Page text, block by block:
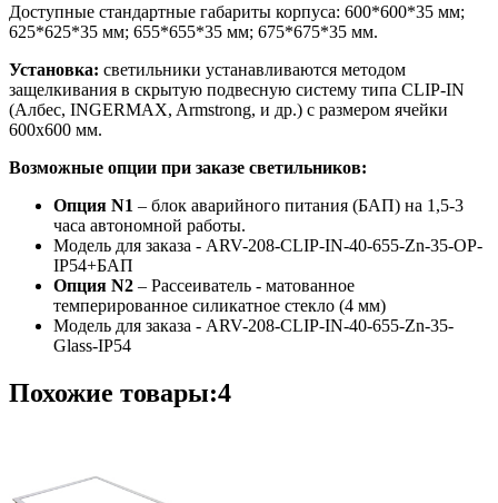
Доступные стандартные габариты корпуса: 600*600*35 мм;
625*625*35 мм; 655*655*35 мм; 675*675*35 мм.
Установка: светильники устанавливаются методом
защелкивания в скрытую подвесную систему типа CLIP-IN
(Албес, INGERMAX, Armstrong, и др.) с размером ячейки
600х600 мм.
Возможные опции при заказе светильников:
Опция N1 – блок аварийного питания (БАП) на 1,5-3
часа автономной работы.
Модель для заказа - ARV-208-CLIP-IN-40-655-Zn-35-OP-
IP54+БАП
Опция N2 – Рассеиватель - матованное
темперированное силикатное стекло (4 мм)
Модель для заказа - ARV-208-CLIP-IN-40-655-Zn-35-
Glass-IP54
Похожие товары:4